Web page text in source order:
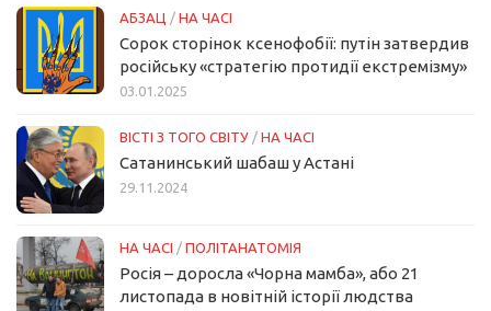
АБЗАЦ / НА ЧАСІ
Сорок сторінок ксенофобії: путін затвердив
російську «стратегію протидії екстремізму»
03.01.2025
ВІСТІ З ТОГО СВІТУ / НА ЧАСІ
Сатанинський шабаш у Астані
29.11.2024
НА ЧАСІ / ПОЛІТАНАТОМІЯ
Росія – доросла «Чорна мамба», або 21
листопада в новітній історії людства